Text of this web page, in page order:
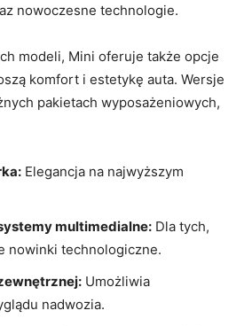
nowoczesne technologie.
modeli, Mini oferuje także opcje
komfort i estetykę auta. Wersje
pakietach wyposażeniowych,
Elegancja na najwyższym
multimedialne: Dla tych,
nowinki technologiczne.
Umożliwia
nadwozia.